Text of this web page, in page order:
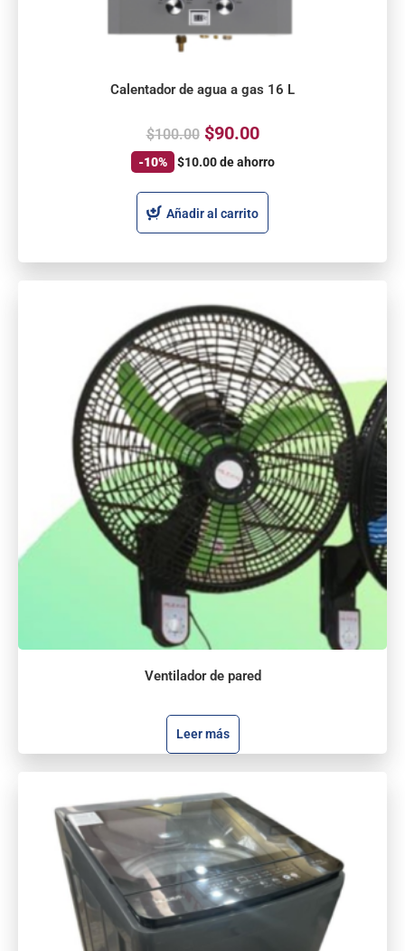
Calentador de agua a gas 16 L
$100.00 $90.00
-10% $10.00de ahorro
Añadir al carrito
Ventilador de pared
Leer más